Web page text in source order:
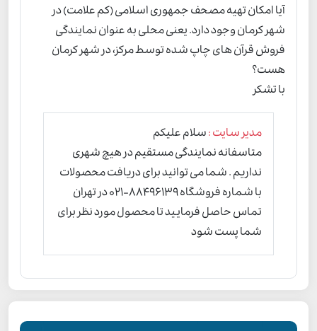
آیا امکان تهیه مصحف جمهوری اسلامی (کم علامت) در
شهر کرمان وجود دارد. یعنی محلی به عنوان نمایندگی
فروش قرآن های چاپ شده توسط مرکز، در شهر کرمان
هست؟
با تشکر
مدیر سایت :سلام علیکم
متاسفانه نمایندگی مستقیم در هیچ شهری
نداریم . شما می توانید برای دریافت محصولات
با شماره فروشگاه 88496139-021 در تهران
تماس حاصل فرمایید تا محصول مورد نظر برای
شما پست شود